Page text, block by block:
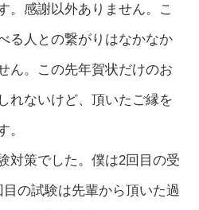
。感謝以外ありません。こ
る人との繋がりはなかなか
ん。この先年賀状だけのお
れないけど、頂いたご縁を
。
対策でした。僕は2回目の受
の試験は先輩から頂いた過